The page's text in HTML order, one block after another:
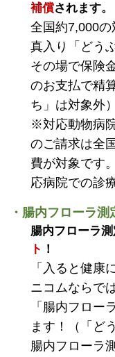
補償されます。
全国約7,000
真入り「どう
その場で保険
のお支払で精
ち」は対象外）
※対応動物病
のご請求は全
費が対象です
応病院での診
・腸内フローラ測
腸内フローラ
ト ！
「入ると健康
ニコムならで
「腸内フロー
ます！（「ど
腸内フローラ